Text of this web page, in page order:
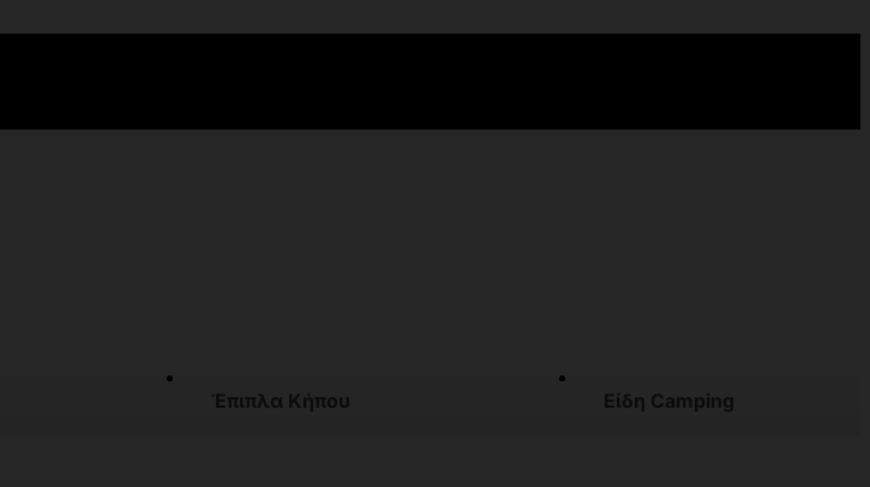
Έπιπλα Κήπου Είδη Camping